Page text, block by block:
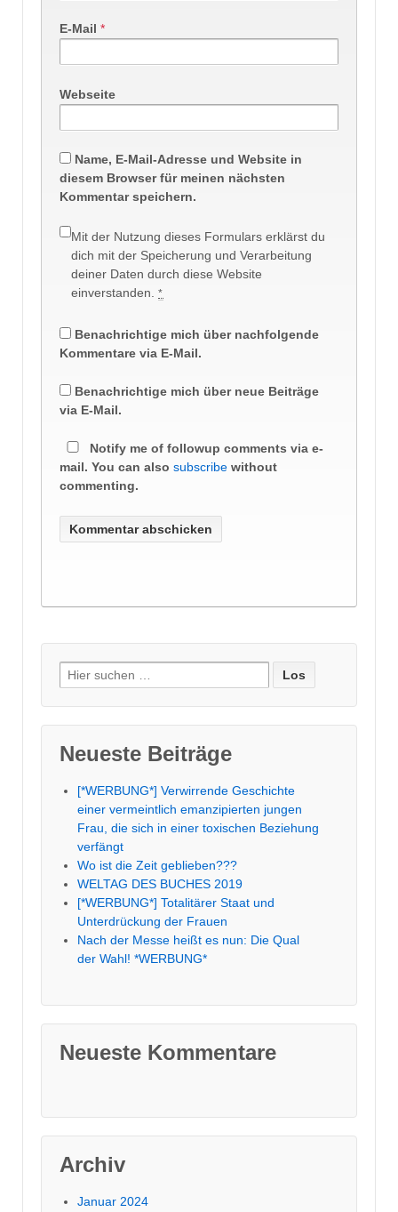
E-Mail *
Webseite
Name, E-Mail-Adresse und Website in
diesem Browser für meinen nächsten
Kommentar speichern.
Mit der Nutzung dieses Formulars erklärst du
dich mit der Speicherung und Verarbeitung
deiner Daten durch diese Website
einverstanden. *
Benachrichtige mich über nachfolgende
Kommentare via E-Mail.
Benachrichtige mich über neue Beiträge
via E-Mail.
Notify me of followup comments via e-
mail. You can also subscribe without
commenting.
Suche
nach:
Neueste Beiträge
[*WERBUNG*] Verwirrende Geschichte
einer vermeintlich emanzipierten jungen
Frau, die sich in einer toxischen Beziehung
verfängt
Wo ist die Zeit geblieben???
WELTAG DES BUCHES 2019
[*WERBUNG*] Totalitärer Staat und
Unterdrückung der Frauen
Nach der Messe heißt es nun: Die Qual
der Wahl! *WERBUNG*
Neueste Kommentare
Archiv
Januar 2024